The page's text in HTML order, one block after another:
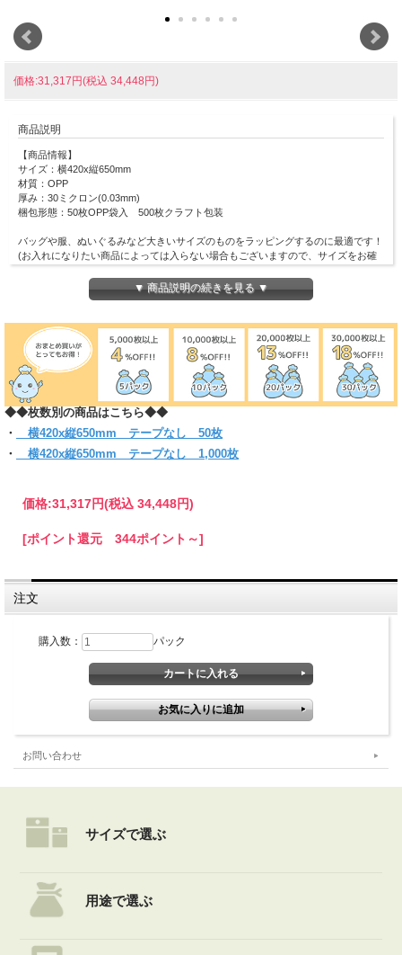
価格:31,317円(税込 34,448円)
商品説明
【商品情報】
サイズ：横420x縦650mm
材質：OPP
厚み：30ミクロン(0.03mm)
梱包形態：50枚OPP袋入 500枚クラフト包装
バッグや服、ぬいぐるみなど大きいサイズのものをラッピングするのに最適です！
(お入れになりたい商品によっては入らない場合もございますので、サイズをお確
※こちらの製品は二つ折りで外袋に入っています。
▼ 商品説明の続きを見る ▼
◆◆枚数別の商品はこちら◆◆
・
横420x縦650mm テープなし 50枚
・
横420x縦650mm テープなし 1,000枚
価格:31,317円(税込 34,448円)
[ポイント還元 344ポイント～]
注文
購入数： パック
お問い合わせ
サイズで選ぶ
用途で選ぶ